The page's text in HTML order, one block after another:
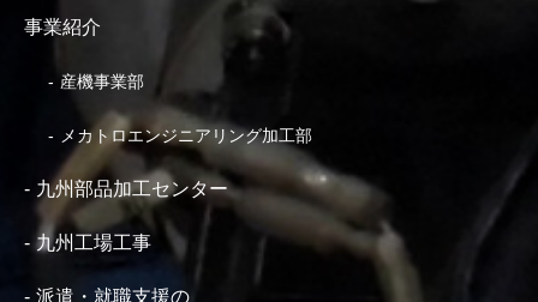
事業紹介
産機事業部
メカトロエンジニアリング加工部
九州部品加工センター
九州工場工事
派遣・就職支援の